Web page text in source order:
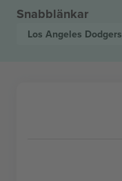
Snabblänkar
Los Angeles Dodgers